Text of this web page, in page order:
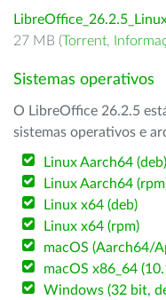
27 MB (Torrent,
Sistemas operativos
O LibreOffice 26.2.5
sistemas operativos e
Linux Aarch64 (deb)
Linux Aarch64
Linux x64 (deb)
Linux x64 (rpm)
macOS (Aarch64/
macOS x86_64
Windows (32 bit,